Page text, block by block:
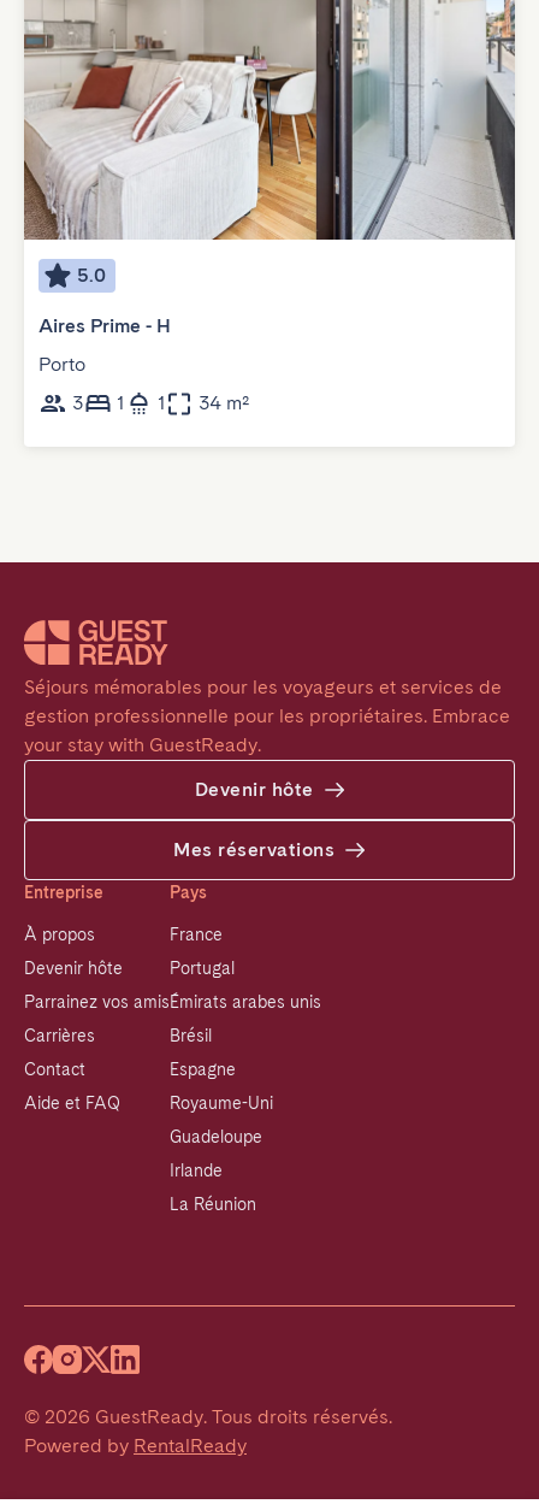
5.0
Aires Prime - H
Porto
3
1 1 34 m²
Séjours mémorables pour les voyageurs et services de
gestion professionnelle pour les propriétaires. Embrace
your stay with GuestReady.
Devenir hôte
Mes réservations
Entreprise
À propos
Devenir hôte
Parrainez vos amis
Carrières
Contact
Aide et FAQ
Pays
France
Portugal
Émirats arabes unis
Brésil
Espagne
Royaume-Uni
Guadeloupe
Irlande
La Réunion
© 2026 GuestReady. Tous droits réservés.
Powered by RentalReady